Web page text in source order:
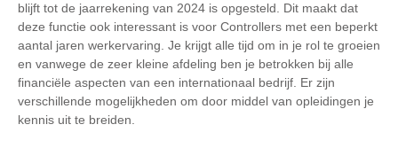
blijft tot de jaarrekening van 2024 is opgesteld. Dit maakt dat
deze functie ook interessant is voor Controllers met een beperkt
aantal jaren werkervaring. Je krijgt alle tijd om in je rol te groeien
en vanwege de zeer kleine afdeling ben je betrokken bij alle
financiële aspecten van een internationaal bedrijf. Er zijn
verschillende mogelijkheden om door middel van opleidingen je
kennis uit te breiden.